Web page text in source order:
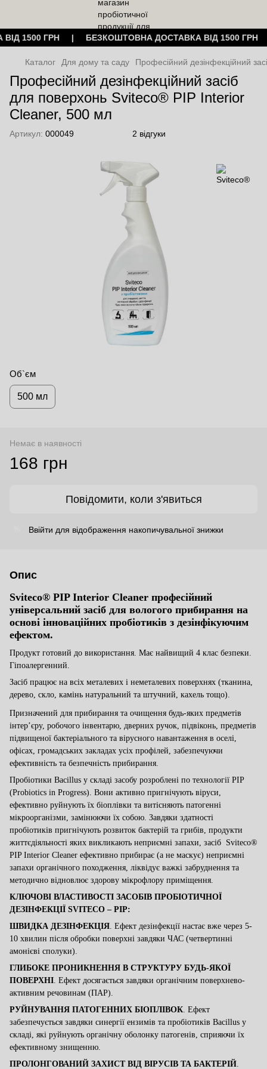
1500 ГРН | БЕЗКОШТОВНА ДОСТАВКА ВІД 1500
Каталог Для дому та саду Професійний дезінфекційний
Професійний дезінфекційний засіб
для поверхонь Sviteco® PIP Interior
Cleaner, 500 мл
Артикул: 000049 2 відгуки
Об`єм
500 мл
Немає в наявності
168 грн
Повідомити, коли з'явиться
Ввійти для відображення накопичувальної знижки
Опис
Sviteco® PIP Interior Cleaner професійний
універсальний засіб для вологого прибирання на
основі інноваційних пробіотиків з дезінфікуючим
ефектом.
Продукт готовий до використання. Має найвищий 4 клас безпеки.
Гіпоалергенний.
Засіб працює на всіх металевих і неметалевих поверхнях (тканина,
дерево, скло, камінь натуральний та штучний, кахель тощо).
Призначений для прибирання та очищення будь-яких предметів
інтер’єру, робочого інвентарю, дверних ручок, підвіконь, предметів
підвищеної бактеріального та вірусного навантаження в оселі,
офісах, громадських закладах усіх профілей, забезпечуючи
ефективність та безпечність прибирання.
Пробіотики Bacillus у складі засобу розроблені по технології PIP
(Probiotics in Progress). Вони активно пригнічують віруси,
ефективно руйнують їх біоплівки та витісняють патогенні
мікроорганізми, замінюючи їх собою. Завдяки здатності
пробіотиків пригнічують розвиток бактерій та грибів, продукти
життєдіяльності яких викликають неприємні запахи, засіб ­ Sviteco®
PIP Interior Cleaner ефективно прибирає (а не маскує) неприємні
запахи органічного походження, ліквідує важкі забруднення та
методично відновлює здорову мікрофлору приміщення.
КЛЮЧОВІ ВЛАСТИВОСТІ ЗАСОБІВ ПРОБІОТИЧНОЇ
ДЕЗІНФЕКЦІЇ SVITECO – PIP:
ШВИДКА ДЕЗІНФЕКЦІЯ . Ефект дезінфекції настає вже через 5-
10 хвилин після обробки поверхні завдяки ЧАС (четвертинні
амонієві сполуки).
ГЛИБОКЕ ПРОНИКНЕННЯ В СТРУКТУРУ БУДЬ-ЯКОЇ
ПОВЕРХНІ . Ефект досягається завдяки органічним поверхнево-
активним речовинам (ПАР).
РУЙНУВАННЯ ПАТОГЕННИХ БІОПЛІВОК . Ефект
забезпечується завдяки синергії ензимів та пробіотиків Bacillus у
складі, які руйнують органічну оболонку патогенів, сприяючи їх
ефективному знищенню.
ПРОЛОНГОВАНИЙ ЗАХИСТ ВІД ВІРУСІВ ТА БАКТЕРІЙ